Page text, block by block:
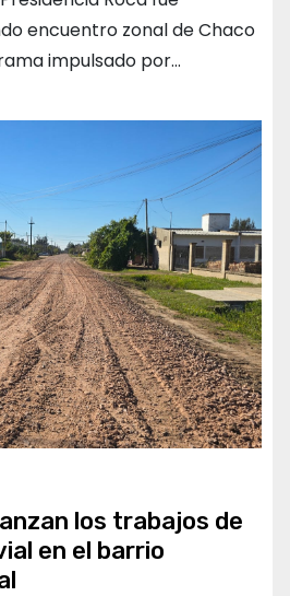
encuentro zonal de Chaco
impulsado por…
los trabajos de
en el barrio